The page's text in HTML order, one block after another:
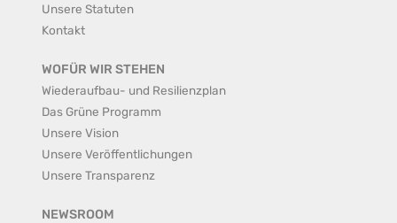
Unsere Statuten
Kontakt
WOFÜR WIR STEHEN
Wiederaufbau- und Resilienzplan
Das Grüne Programm
Unsere Vision
Unsere Veröffentlichungen
Unsere Transparenz
NEWSROOM